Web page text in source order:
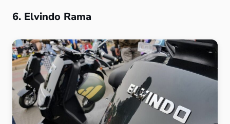
6. Elvindo Rama